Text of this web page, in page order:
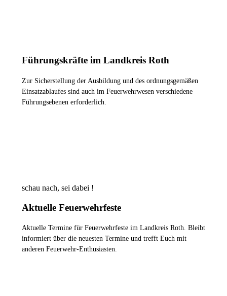
Führungskräfte im Landkreis Roth
Zur Sicherstellung der Ausbildung und des ordnungsgemäßen
Einsatzablaufes sind auch im Feuerwehrwesen verschiedene
Führungsebenen erforderlich.
schau nach, sei dabei !
Aktuelle Feuerwehrfeste
Aktuelle Termine für Feuerwehrfeste im Landkreis Roth. Bleibt
informiert über die neuesten Termine und trefft Euch mit
anderen Feuerwehr-Enthusiasten.